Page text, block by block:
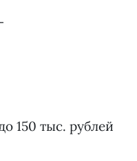
150 тыс. рублей